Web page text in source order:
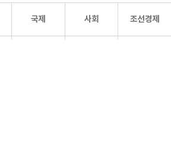
국제 사회 조선경제